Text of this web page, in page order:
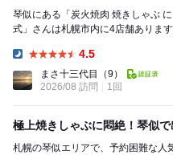
琴似にある「炭火焼肉 焼きしゃぶ にく
式」さんは札幌市内に4店舗ありま
4.5
まさ十三代目
（9）
2026/08 訪問
1回
極上焼きしゃぶに悶絶！琴似
札幌の琴似エリアで、予約困難な人